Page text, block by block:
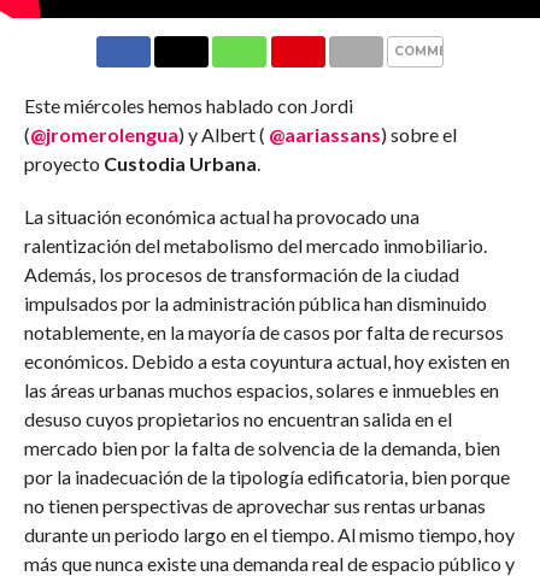
COMMENTS
Este miércoles hemos hablado con Jordi
(@jromerolengua) y Albert ( @aariassans) sobre el
proyecto Custodia Urbana.
La situación económica actual ha provocado una
ralentización del metabolismo del mercado inmobiliario.
Además, los procesos de transformación de la ciudad
impulsados por la administración pública han disminuido
notablemente, en la mayoría de casos por falta de recursos
económicos. Debido a esta coyuntura actual, hoy existen en
las áreas urbanas muchos espacios, solares e inmuebles en
desuso cuyos propietarios no encuentran salida en el
mercado bien por la falta de solvencia de la demanda, bien
por la inadecuación de la tipología edificatoria, bien porque
no tienen perspectivas de aprovechar sus rentas urbanas
durante un periodo largo en el tiempo. Al mismo tiempo, hoy
más que nunca existe una demanda real de espacio público y